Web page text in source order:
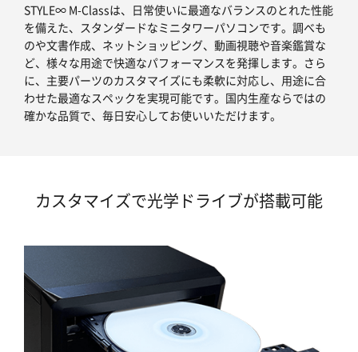
STYLE∞ M-Classは、日常使いに最適なバランスのとれた性能
を備えた、スタンダードなミニタワーパソコンです。調べも
のや文書作成、ネットショッピング、動画視聴や音楽鑑賞な
ど、様々な用途で快適なパフォーマンスを発揮します。さら
に、主要パーツのカスタマイズにも柔軟に対応し、用途に合
わせた最適なスペックを実現可能です。国内生産ならではの
確かな品質で、毎日安心してお使いいただけます。
カスタマイズで光学ドライブが搭載可能